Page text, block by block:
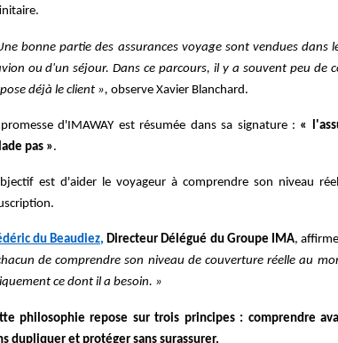
bonne partie des assurances voyage sont vendues dans
ou d'un séjour. Dans ce parcours, il y a souvent peu de
déjà le client », observe Xavier Blanchard.
promesse d'IMAWAY est résumée dans sa signature : «
pas ».
est d'aider le voyageur à comprendre son niveau
du Beaudiez, Directeur Délégué du Groupe IMA,
de comprendre son niveau de couverture réelle au
ce dont il a besoin. »
philosophie repose sur trois principes : comprendre
dupliquer et protéger sans surassurer.